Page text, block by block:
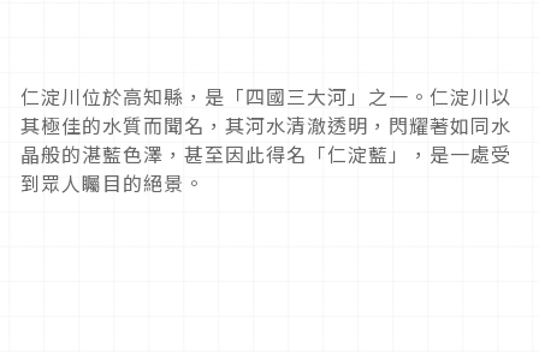
仁淀川位於高知縣，是「四國三大河」之一。仁淀川以
其極佳的水質而聞名，其河水清澈透明，閃耀著如同水
晶般的湛藍色澤，甚至因此得名「仁淀藍」，是一處受
到眾人矚目的絕景。